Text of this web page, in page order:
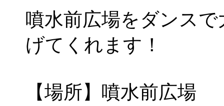
噴水前広場をダンス
げてくれます！
【場所】噴水前広場